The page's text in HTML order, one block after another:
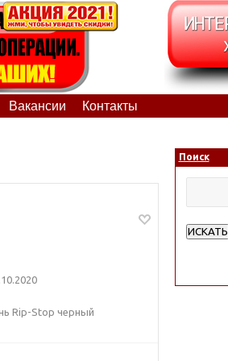
Вакансии Контакты
Rip-Stop черный
Поиск
ИСКАТЬ